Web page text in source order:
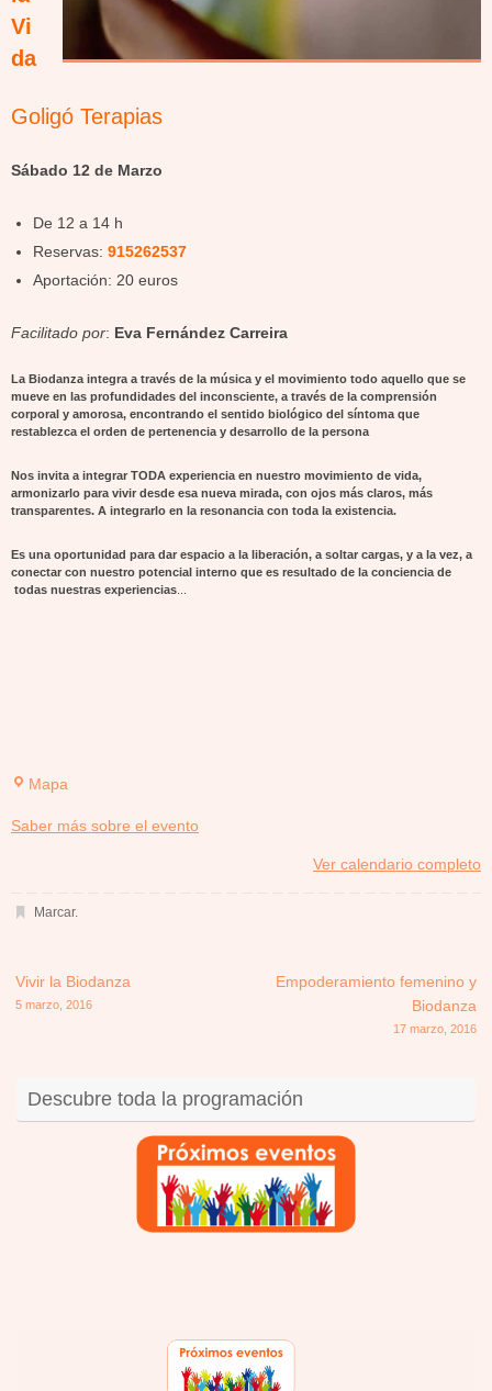
Vi
da
Goligó Terapias
Sábado 12 de Marzo
De 12 a 14 h
Reservas:915262537
Aportación: 20 euros
Facilitado por: Eva Fernández Carreira
La Biodanza integra a través de la música y el movimiento todo aquello que se
mueve en las profundidades del inconsciente, a través de la comprensión
corporal y amorosa, encontrando el sentido biológico del síntoma que
restablezca el orden de pertenencia y desarrollo de la persona
Nos invita a integrar TODA experiencia en nuestro movimiento de vida,
armonizarlo para vivir desde esa nueva mirada, con ojos más claros, más
transparentes. A integrarlo en la resonancia con toda la existencia.
Es una oportunidad para dar espacio a la liberación, a soltar cargas, y a la vez, a
conectar con nuestro potencial interno que es resultado de la conciencia de
todas nuestras experiencias
Mapa
Latina
Saber más sobre el eventoabout
Ver calendario completo
Marcar.
Vivir la Biodanza
5 marzo, 2016
Empoderamiento femenino y
Biodanza
17 marzo, 2016
Descubre toda la programación